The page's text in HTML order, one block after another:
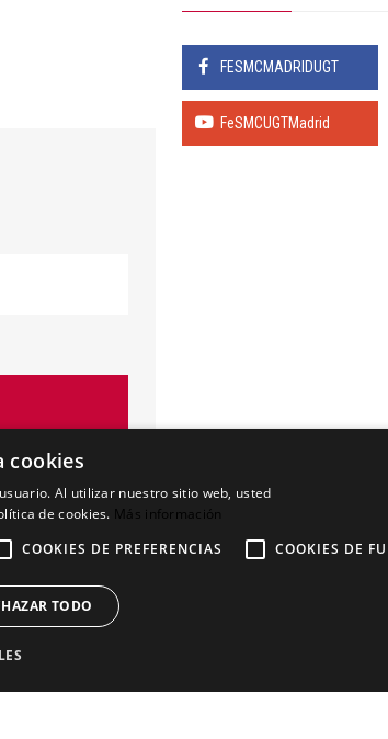
FESMCMADRIDUGT
FeSMCUGTMadrid
de privacidad
cookies
Al utilizar nuestro sitio web, usted
de cookies. Más información
COOKIES DE PREFERENCIAS COOKIES DE
TODO